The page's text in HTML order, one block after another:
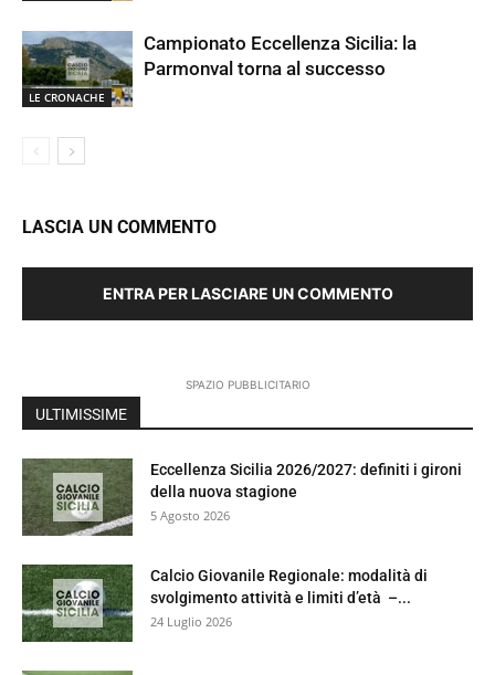
LE CRONACHE
Campionato Eccellenza Sicilia: la
Parmonval torna al successo
LASCIA UN COMMENTO
ENTRA PER LASCIARE UN COMMENTO
SPAZIO PUBBLICITARIO
ULTIMISSIME
Eccellenza Sicilia 2026/2027: definiti i gironi
della nuova stagione
5 Agosto 2026
Calcio Giovanile Regionale: modalità di
svolgimento attività e limiti d’età –...
24 Luglio 2026